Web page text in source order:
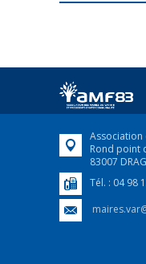
CARNET
Afin
FEUILLETER
Association
Rond point
83007
Tél. : 04 98